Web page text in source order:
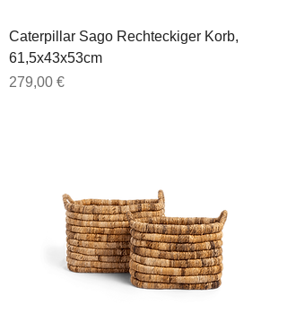
Caterpillar Sago Rechteckiger Korb,
61,5x43x53cm
Preis
279,00 €